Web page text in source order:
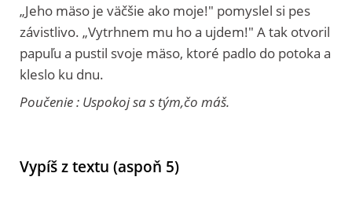
„Jeho mäso je väčšie ako moje!" pomyslel si pes
závistlivo. „Vytrhnem mu ho a ujdem!" A tak otvoril
papuľu a pustil svoje mäso, ktoré padlo do potoka a
kleslo ku dnu.
Poučenie : Uspokoj sa s tým,čo máš.
Vypíš z textu (aspoň 5)